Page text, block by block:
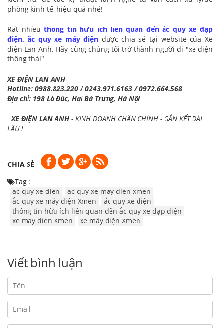
phòng kinh tế, hiệu quả nhé!
Rất nhiềuthông tin hữu ích liên quan đến ắc quy xe đạp
điện, ắc quy xe máy điệnđược chia sẻ tại website của Xe
điện Lan Anh. Hãy cùng chúng tôi trở thành người đi "xe điện
thông thái"
XE ĐIỆN LAN ANH
Hotline: 0988.823.220 / 0243.971.6163 / 0972.664.568
Địa chỉ: 198 Lò Đúc, Hai Bà Trưng, Hà Nội
XE ĐIỆN LAN ANH - KINH DOANH CHÂN CHÍNH - GẮN KẾT DÀI
LÂU !
CHIA SẺ
Tag :
ac quy xe dien
ac quy xe may dien xmen
ắc quy xe máy điện Xmen
ắc quy xe điện
thông tin hữu ích liên quan đến ắc quy xe đạp điện
xe may dien Xmen
xe máy điện Xmen
Viết bình luận